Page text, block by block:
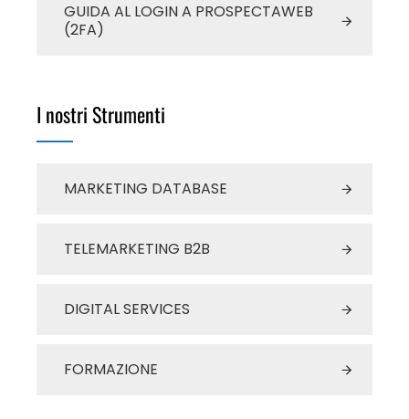
GUIDA AL LOGIN A PROSPECTAWEB
(2FA)
I nostri Strumenti
MARKETING DATABASE
TELEMARKETING B2B
DIGITAL SERVICES
FORMAZIONE